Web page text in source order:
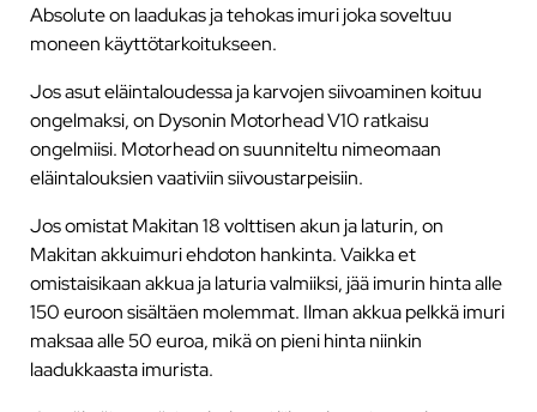
Absolute on laadukas ja tehokas imuri joka soveltuu
moneen käyttötarkoitukseen.
Jos asut eläintaloudessa ja karvojen siivoaminen koituu
ongelmaksi, on Dysonin Motorhead V10 ratkaisu
ongelmiisi. Motorhead on suunniteltu nimeomaan
eläintalouksien vaativiin siivoustarpeisiin.
Jos omistat Makitan 18 volttisen akun ja laturin, on
Makitan akkuimuri ehdoton hankinta. Vaikka et
omistaisikaan akkua ja laturia valmiiksi, jää imurin hinta alle
150 euroon sisältäen molemmat. Ilman akkua pelkkä imuri
maksaa alle 50 euroa, mikä on pieni hinta niinkin
laadukkaasta imurista.